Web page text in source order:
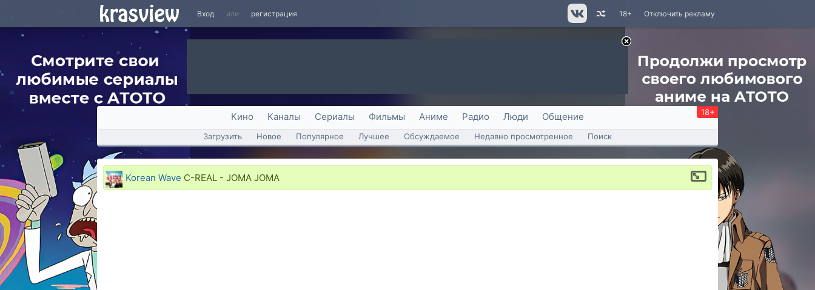
Вход или регистрация Отключить рекламу
18+
Кино Каналы Сериалы Фильмы Аниме Радио Люди Общение 18+
Загрузить Новое Популярное Лучшее Обсуждаемое Недавно просмотренное Поиск
Korean Wave C-REAL - JOMA JOMA